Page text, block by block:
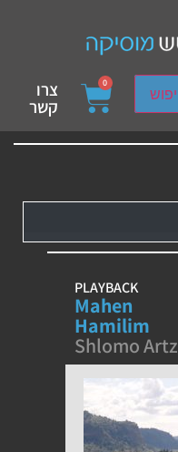
device users, explore
0 צרו
קשר
PLAYBACK
Mahen
Hamilim
Shlomo